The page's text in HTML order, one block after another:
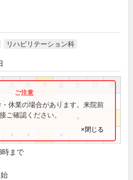
リハビリテーション科
祝
● ● ●
●
休業の場合があります。来院前
ご確認ください。
×閉じる
時まで